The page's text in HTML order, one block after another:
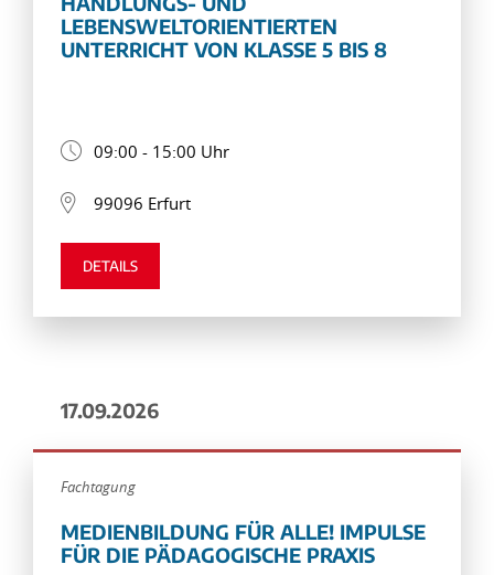
LEBENSWELTORIENTIERTEN
UNTERRICHT VON KLASSE 5 BIS 8
09:00 - 15:00 Uhr
99096 Erfurt
DETAILS
17.09.2026
Fachtagung
MEDIENBILDUNG FÜR ALLE! IMPULSE
FÜR DIE PÄDAGOGISCHE PRAXIS